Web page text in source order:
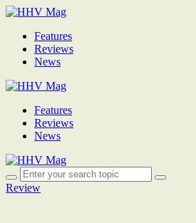
Features
Reviews
News
Features
Reviews
News
Review